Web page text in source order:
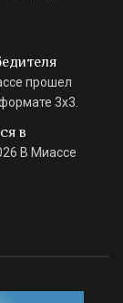
прошел
3х3.
в
В Миассе